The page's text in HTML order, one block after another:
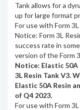
Tank allows for a
up for large format
For use with Form
Notice: Form 3L
success rate in
version of the Form
Notice: Elastic
3L Resin Tank V3.
Elastic 50A Resin
of Q4 2023.
For use with Form 3L